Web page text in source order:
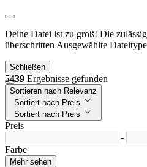
Deine Datei ist zu groß! Die
überschritten Ausgewählte
Schließen
5439 Ergebnisse gefunden
Sortieren nach Relevanz
Sortiert nach Preis
Sortiert nach Preis
Preis
-
Farbe
Mehr sehen